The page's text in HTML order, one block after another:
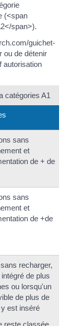
(<span
span>).
guichet-
ou de détenir
autorisation
catégories A1
sans
et
de + de
sans
et
de +de
recharger,
de plus
ou lorsqu'un
de plus de
est inséré
reste classée